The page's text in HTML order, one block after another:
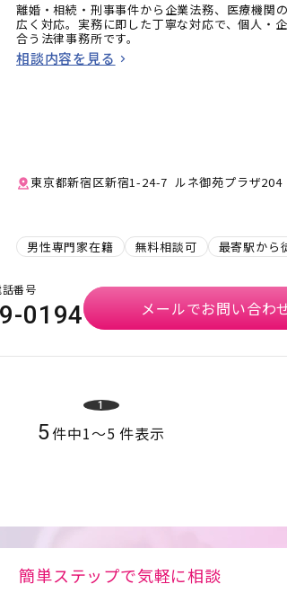
離婚・相続・刑事事件から企業法務、医療機関
広く対応。実務に即した丁寧な対応で、個人・
合う法律事務所です。
相談内容を見る
東京都新宿区新宿1-24-7 ルネ御苑プラザ204
男性専門家在籍 無料相談可 最寄駅から
番号
0194 メールでお問い合わ
1
5件中1〜5 件表示
簡単ステップで気軽に相談